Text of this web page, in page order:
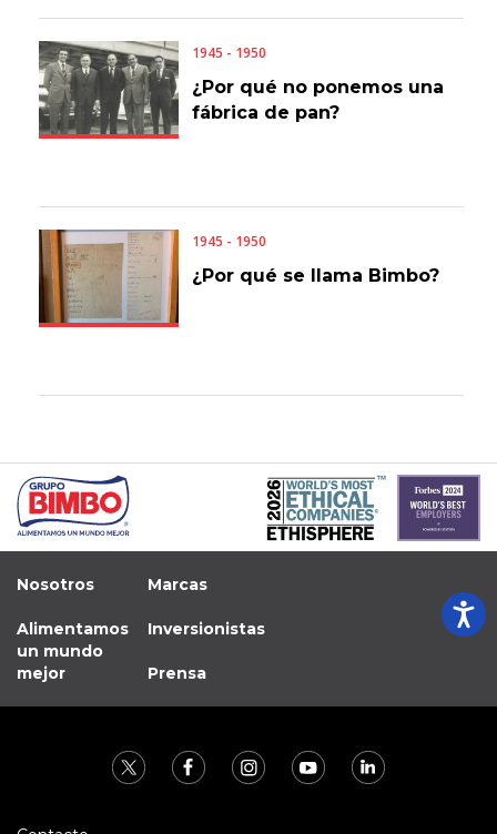
1945 - 1950
¿Por qué no ponemos una
fábrica de pan?
1945 - 1950
¿Por qué se llama Bimbo?
Nosotros
Alimentamos
un mundo
mejor
Marcas
Inversionistas
Prensa